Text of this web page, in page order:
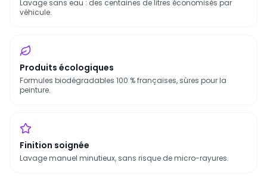
Lavage sans eau : des centaines de litres économisés par
véhicule.
Produits écologiques
Formules biodégradables 100 % françaises, sûres pour la
peinture.
Finition soignée
Lavage manuel minutieux, sans risque de micro-rayures.